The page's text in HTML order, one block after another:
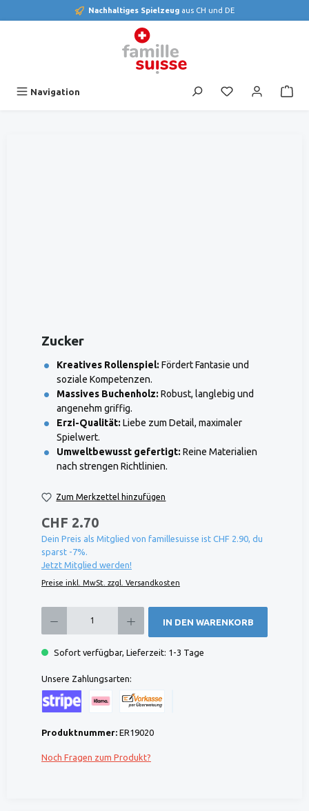
Nachhaltiges Spielzeug aus CH und DE
Navigation Du hast 0
Zucker
Kreatives Rollenspiel: Fördert Fantasie und
soziale Kompetenzen.
Massives Buchenholz: Robust, langlebig und
angenehm griffig.
Erzi-Qualität: Liebe zum Detail, maximaler
Spielwert.
Umweltbewusst gefertigt: Reine Materialien
nach strengen Richtlinien.
Zum Merkzettel hinzufügen
CHF 2.70
Dein Preis als Mitglied von famillesuisse ist CHF 2.90, du
sparst -7%.
Jetzt Mitglied werden!
Preise inkl. MwSt. zzgl. Versandkosten
IN DEN WARENKORB
Sofort verfügbar, Lieferzeit: 1-3 Tage
Unsere Zahlungsarten:
Produktnummer: ER19020
Noch Fragen zum Produkt?